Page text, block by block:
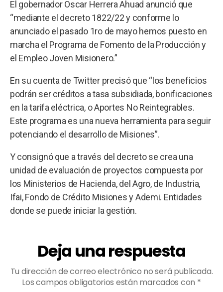
El gobernador Oscar Herrera Ahuad anunció que
“mediante el decreto 1822/22 y conforme lo
anunciado el pasado 1ro de mayo hemos puesto en
marcha el Programa de Fomento de la Producción y
el Empleo Joven Misionero.”
En su cuenta de Twitter precisó que “los beneficios
podrán ser créditos a tasa subsidiada, bonificaciones
en la tarifa eléctrica, o Aportes No Reintegrables.
Este programa es una nueva herramienta para seguir
potenciando el desarrollo de Misiones”.
Y consignó que a través del decreto se crea una
unidad de evaluación de proyectos compuesta por
los Ministerios de Hacienda, del Agro, de Industria,
Ifai, Fondo de Crédito Misiones y Ademi. Entidades
donde se puede iniciar la gestión.
Deja una respuesta
Tu dirección de correo electrónico no será publicada.
Los campos obligatorios están marcados con *